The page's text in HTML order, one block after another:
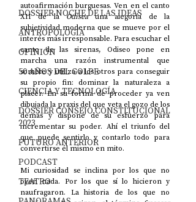
DOSSIER NOCHE DE LAS IDEAS
ANTROPOLOGÍA
OPINIÓN
50 AÑOS DEL GOLPE
CIENCIA Y TECNOLOGÍA
DOSSIER CONSEJO CONSTITUCIONAL
2023
FUTURO ANTERIOR
PODCAST
TEATRO
autoafirmación burguesas. Ven en el canto
XII de la Odisea una alegoría de la
subjetividad moderna que se mueve por el
interés más irresponsable. Para escuchar el
canto de las sirenas, Odiseo pone en
marcha una razón instrumental que
somete y utiliza a los otros para conseguir
su propio fin: dominar la naturaleza a
placer. En su forma de proceder ya ven
dibujada la praxis del que veta el gozo de los
demás y dispone de su esfuerzo para
incrementar su poder. Ahí el triunfo del
que puede sentirlo y contarlo todo para
convertirse él mismo en mito.
Mi curiosidad se inclina por los que no
oyen nada. Por los que sí lo hicieron y
naufragaron. La historia de los que no